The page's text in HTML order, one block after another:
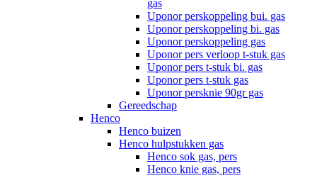
gas
Uponor perskoppeling bui. gas
Uponor perskoppeling bi. gas
Uponor perskoppeling gas
Uponor pers verloop t-stuk gas
Uponor pers t-stuk bi. gas
Uponor pers t-stuk gas
Uponor persknie 90gr gas
Gereedschap
Henco
Henco buizen
Henco hulpstukken gas
Henco sok gas, pers
Henco knie gas, pers